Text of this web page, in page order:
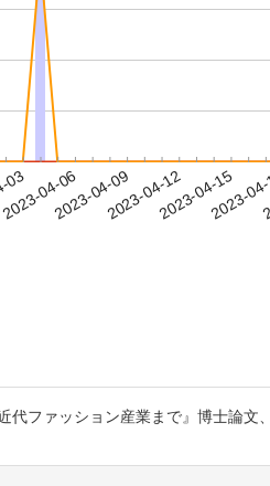
2023-04-062023-04-092023-04-122023-04-15
2023-
ファッション産業まで』博士論